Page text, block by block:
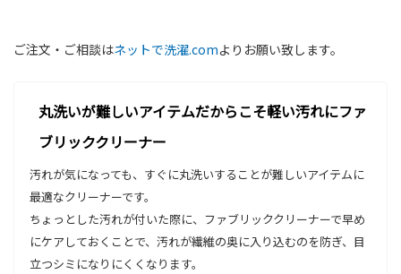
ご注文・ご相談はネットで洗濯.comよりお願い致します。
丸洗いが難しいアイテムだからこそ軽い汚れにファ
ブリッククリーナー
汚れが気になっても、すぐに丸洗いすることが難しいアイテムに
最適なクリーナーです。
ちょっとした汚れが付いた際に、ファブリッククリーナーで早め
にケアしておくことで、汚れが繊維の奥に入り込むのを防ぎ、目
立つシミになりにくくなります。